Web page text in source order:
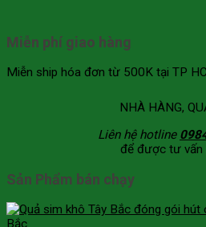
Miễn phí giao hàng
Miễn ship hóa đơn từ 500K tại TP
NHÀ HÀNG,
Liên hệ hotline
để được tư vấn
Sản Phẩm bán chạy